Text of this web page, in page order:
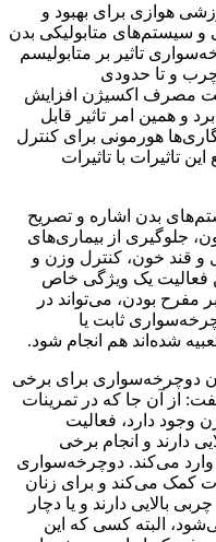
هوازی برای بهبود و
سیستم‌های متابولیکی بدن
تاثیر بر متابولیسم
چرب و تا حدودی
مصرف اکسیژن افزایش
و همین امر تاثیر قابل
هورمونی برای کنترل
تاثیرات با تاثیرات
بدن اشاره و تصریح
جلوگیری از بیماری‌های
و قند خون، کنترل وزن و
فعالیت یک ویژگی خاص
مفرح بودن، می‌تواند در
ثابت یا
شده‌اند هم انجام شود.
دوچرخه‌سواری برای برخی
از آن جا که در تمرینات
دارد، فعالیت
دارند و انجام برخی
می‌کند. دوچرخه‌سواری
کمک می‌کند و برای زنان
بالایی دارند و یا دچار
البته کسی که این